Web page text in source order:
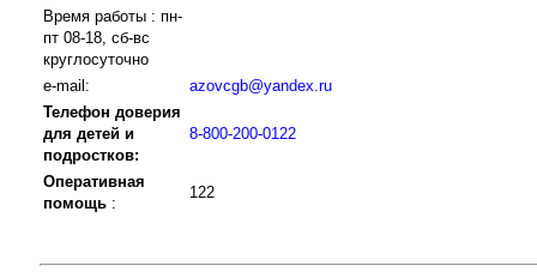
Время работы : пн-
пт 08-18, сб-вс
круглосуточно
e-mail:
azovcgb@yandex.ru
Телефон доверия
для детей и
подростков:
8-800-200-0122
Оперативная
помощь :
122